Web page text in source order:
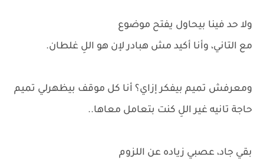
ولا حد فينا بيحاول يفتح موضوع
مع التاني، وأنا أكيد مش هبادر لإن هو اللِ غلطان.
ومعرفش تميم بيفكر إزاي؟ أنا كل موقف بيظهرلي تميم
حاجة تانيه غير اللِ كنت بتعامل معاها..
بقي جاد، عصبي زياده عن اللزوم